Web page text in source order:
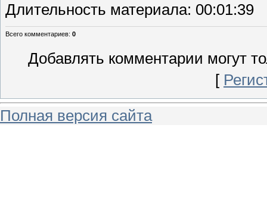
Длительность материала: 00:01:39
Всего комментариев: 0
Добавлять комментарии могут
[
Полная версия сайта